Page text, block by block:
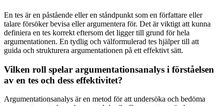
En tes är en påstående eller en ståndpunkt som en författare eller
talare försöker bevisa eller argumentera för. Det är viktigt att kunna
definiera en tes korrekt eftersom det ligger till grund för hela
argumentationen. En tydlig och välformulerad tes hjälper till att
guida och strukturera argumentationen på ett effektivt sätt.
Vilken roll spelar argumentationsanalys i förståelsen
av en tes och dess effektivitet?
Argumentationsanalys är en metod för att undersöka och bedöma